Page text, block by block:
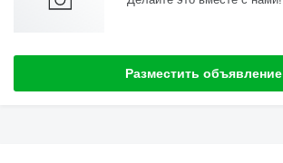
Разместить объявление